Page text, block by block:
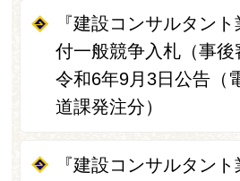
『建設コンサルタン
付一般競争入札（事後
令和6年9月3日公告（
道課発注分）
『建設コンサルタン